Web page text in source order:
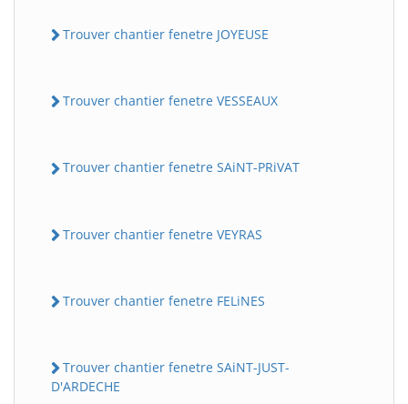
Trouver chantier fenetre JOYEUSE
Trouver chantier fenetre VESSEAUX
Trouver chantier fenetre SAiNT-PRiVAT
Trouver chantier fenetre VEYRAS
Trouver chantier fenetre FELiNES
Trouver chantier fenetre SAiNT-JUST-
D'ARDECHE